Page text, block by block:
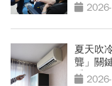
夏天吹
聾」關
看